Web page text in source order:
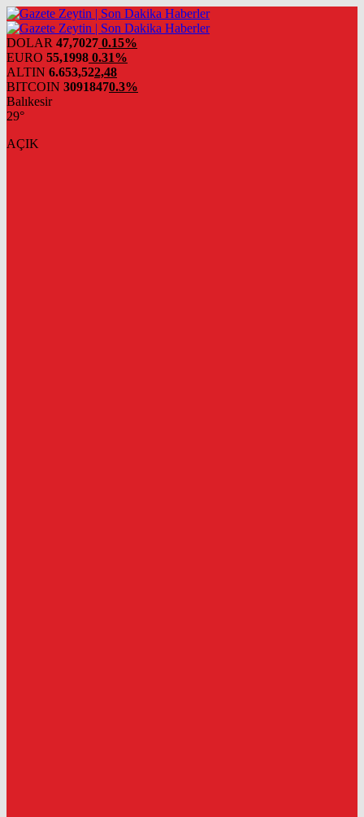
DOLAR 47,7027 0.15%
EURO 55,1998 0.31%
ALTIN 6.653,522,48
BITCOIN 30918470.3%
Balıkesir
29°
AÇIK